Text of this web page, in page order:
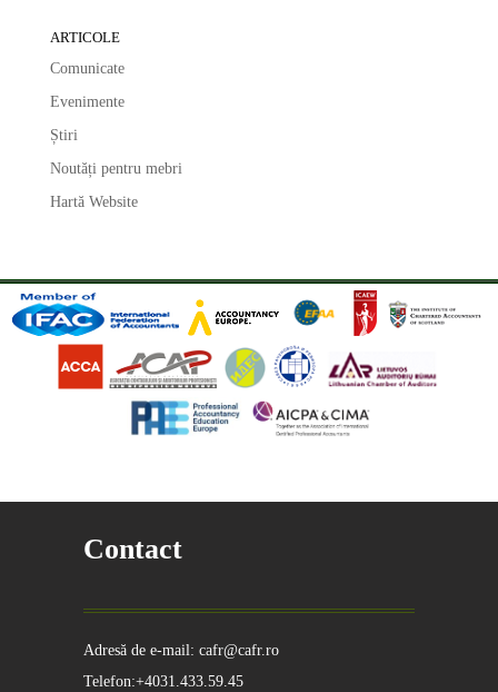
ARTICOLE
Comunicate
Evenimente
Știri
Noutăți pentru mebri
Hartă Website
Contact
Adresă de e-mail: cafr@cafr.ro
Telefon:+4031.433.59.45